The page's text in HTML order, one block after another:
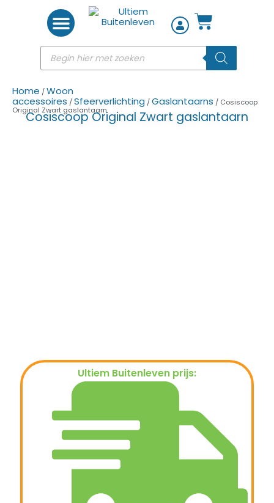
Home /Woon
accessoires /Sfeerverlichting /Gaslantaarns / Cosiscoop
Original Zwart gaslantaarn
Cosiscoop Original Zwart gaslantaarn
Ultiem Buitenleven prijs: